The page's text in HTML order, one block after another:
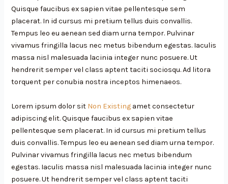
Quisque faucibus ex sapien vitae pellentesque sem
placerat. In id cursus mi pretium tellus duis convallis.
Tempus leo eu aenean sed diam urna tempor. Pulvinar
vivamus fringilla lacus nec metus bibendum egestas. Iaculis
massa nisl malesuada lacinia integer nunc posuere. Ut
hendrerit semper vel class aptent taciti sociosqu. Ad litora
torquent per conubia nostra inceptos himenaeos.
Lorem ipsum dolor sit Non Existing amet consectetur
adipiscing elit. Quisque faucibus ex sapien vitae
pellentesque sem placerat. In id cursus mi pretium tellus
duis convallis. Tempus leo eu aenean sed diam urna tempor.
Pulvinar vivamus fringilla lacus nec metus bibendum
egestas. Iaculis massa nisl malesuada lacinia integer nunc
posuere. Ut hendrerit semper vel class aptent taciti